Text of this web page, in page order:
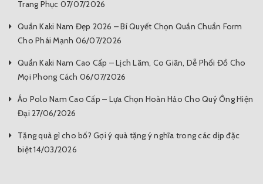
Trang Phục 07/07/2026
Quần Kaki Nam Đẹp 2026 – Bí Quyết Chọn Quần Chuẩn Form
Cho Phái Mạnh 06/07/2026
Quần Kaki Nam Cao Cấp – Lịch Lãm, Co Giãn, Dễ Phối Đồ Cho
Mọi Phong Cách 06/07/2026
Áo Polo Nam Cao Cấp – Lựa Chọn Hoàn Hảo Cho Quý Ông Hiện
Đại 27/06/2026
Tặng quà gì cho bố? Gợi ý quà tặng ý nghĩa trong các dịp đặc
biệt 14/03/2026